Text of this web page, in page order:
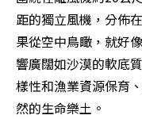
距的獨立風機，分佈
果從空中鳥瞰，就好
響廣闊如沙漠的軟底
樣性和漁業資源保育
然的生命樂土。